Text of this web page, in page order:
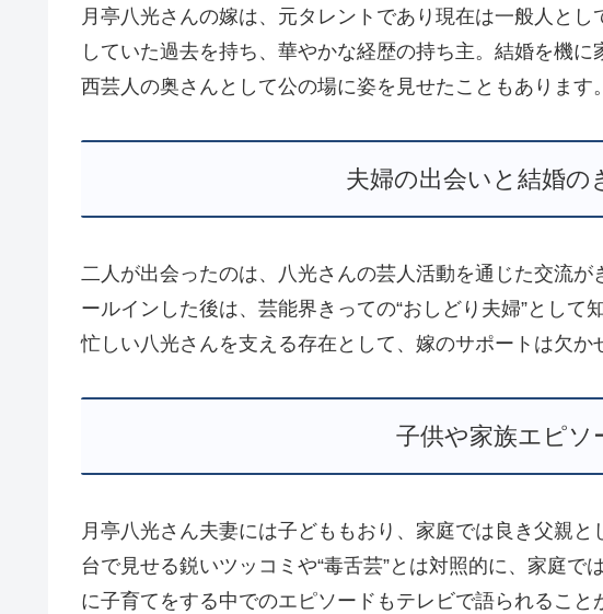
月亭八光さんの嫁は、元タレントであり現在は一般人と
していた過去を持ち、華やかな経歴の持ち主。結婚を機
西芸人の奥さんとして公の場に姿を見せたこともあります。
夫婦の出会いと結婚の
二人が出会ったのは、八光さんの芸人活動を通じた交流
ールインした後は、芸能界きっての“おしどり夫婦”として
忙しい八光さんを支える存在として、嫁のサポートは欠か
子供や家族エピソ
月亭八光さん夫妻には子どももおり、家庭では良き父親
台で見せる鋭いツッコミや“毒舌芸”とは対照的に、家庭で
に子育てをする中でのエピソードもテレビで語られるこ